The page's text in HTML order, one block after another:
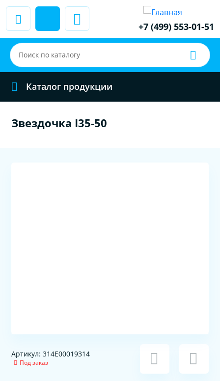
+7 (499) 553-01-51
Каталог продукции
Звездочка I35-50
Артикул: 314E00019314
Под заказ